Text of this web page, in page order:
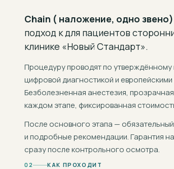
Chain ( наложение, одно звено)
подход кдля пациентов
клинике «Новый Стандарт».
Процедуру проводят по утверждённому
цифровой диагностикой и
Безболезненная анестезия,
каждом этапе, фиксированная
После основного этапа —
и подробные рекомендации. Гарантия
сразу после контрольного осмотра.
02 КАК ПРОХОДИТ